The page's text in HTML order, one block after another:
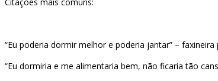
“Eu poderia dormir melhor e poderia jantar” – faxineira
“Eu dormiria e me alimentaria bem, não ficaria tão